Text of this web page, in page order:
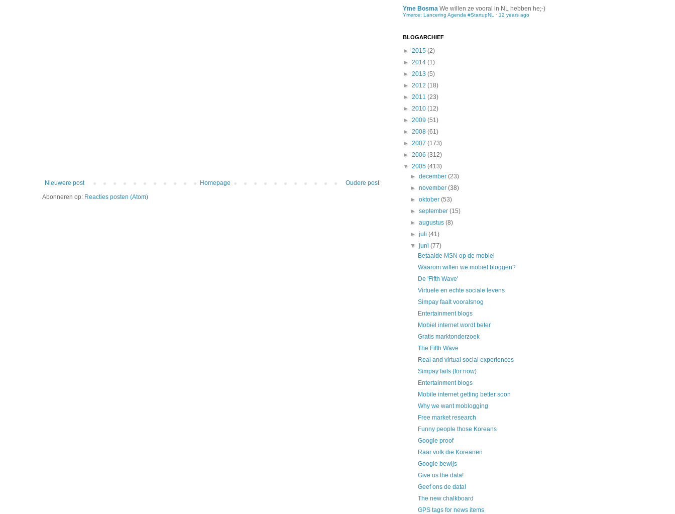
Nieuwere post Oudere post
Homepage
Abonneren op: Reacties posten (Atom)
Yme Bosma We willen ze vooral in NL hebben he;-)
Ymerce: Lancering Agenda #StartupNL · 12 years ago
BLOGARCHIEF
► 2015 (2)
► 2014 (1)
► 2013 (5)
► 2012 (18)
► 2011 (23)
► 2010 (12)
► 2009 (51)
► 2008 (61)
► 2007 (173)
► 2006 (312)
▼ 2005 (413)
►december(23)
►november(38)
►oktober(53)
►september(15)
►augustus(8)
►juli(41)
▼juni(77)
Betaalde MSN op de mobiel
Waarom willen we mobiel bloggen?
De 'Fifth Wave'
Virtuele en echte sociale levens
Simpay faalt vooralsnog
Entertainment blogs
Mobiel internet wordt beter
Gratis marktonderzoek
The Fifth Wave
Real and virtual social experiences
Simpay fails (for now)
Entertainment blogs
Mobile internet getting better soon
Why we want moblogging
Free market research
Funny people those Koreans
Google proof
Raar volk die Koreanen
Google bewijs
Give us the data!
Geef ons de data!
The new chalkboard
GPS tags for news items